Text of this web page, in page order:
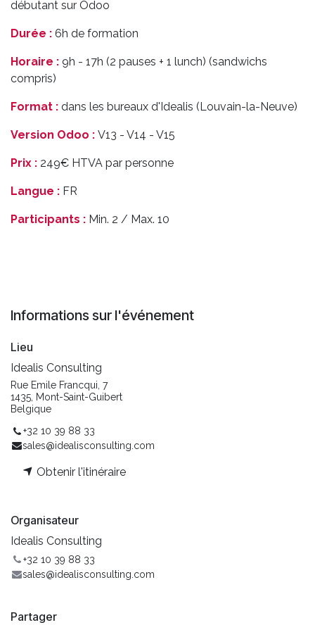
débutant sur Odoo
Durée : 6h de formation
Horaire : 9h - 17h (2 pauses + 1 lunch) (sandwichs
compris)
Format : dans les bureaux d'Idealis (Louvain-la-Neuve)
Version Odoo : V13 - V14 - V15
Prix : 249€ HTVA par personne
Langue : FR
Participants : Min. 2 / Max. 10
Informations sur l'événement
Lieu
Idealis Consulting
Rue Emile Francqui, 7
1435, Mont-Saint-Guibert
Belgique
+32 10 39 88 33
sales@idealisconsulting.com
Obtenir l'itinéraire
Organisateur
Idealis Consulting
+32 10 39 88 33
sales@idealisconsulting.com
Partager